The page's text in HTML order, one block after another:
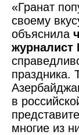
«Гранат
своему
объяснила
журналист
праздника.
в
многие из